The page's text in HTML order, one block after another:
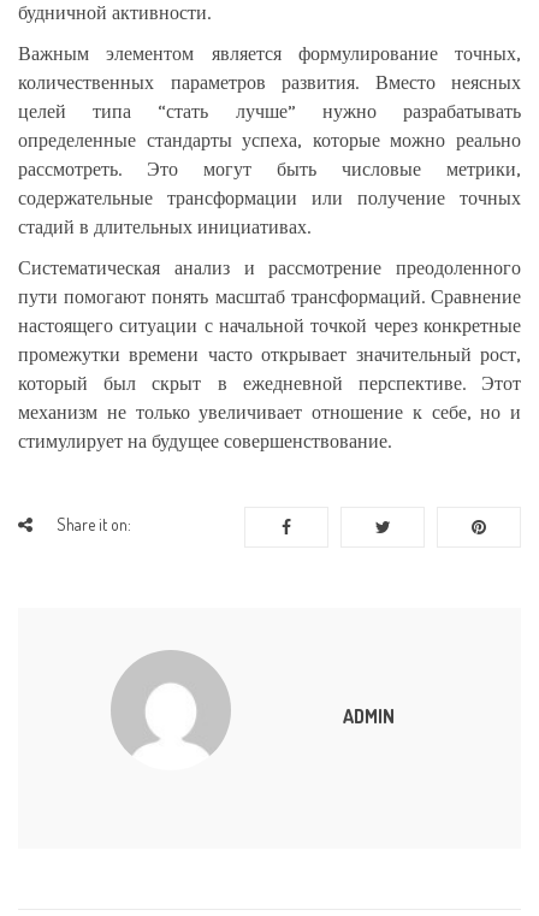
будничной активности.
Важным элементом является формулирование точных,
количественных параметров развития. Вместо неясных
целей типа “стать лучше” нужно разрабатывать
определенные стандарты успеха, которые можно реально
рассмотреть. Это могут быть числовые метрики,
содержательные трансформации или получение точных
стадий в длительных инициативах.
Систематическая анализ и рассмотрение преодоленного
пути помогают понять масштаб трансформаций. Сравнение
настоящего ситуации с начальной точкой через конкретные
промежутки времени часто открывает значительный рост,
который был скрыт в ежедневной перспективе. Этот
механизм не только увеличивает отношение к себе, но и
стимулирует на будущее совершенствование.
Share it on:
ADMIN